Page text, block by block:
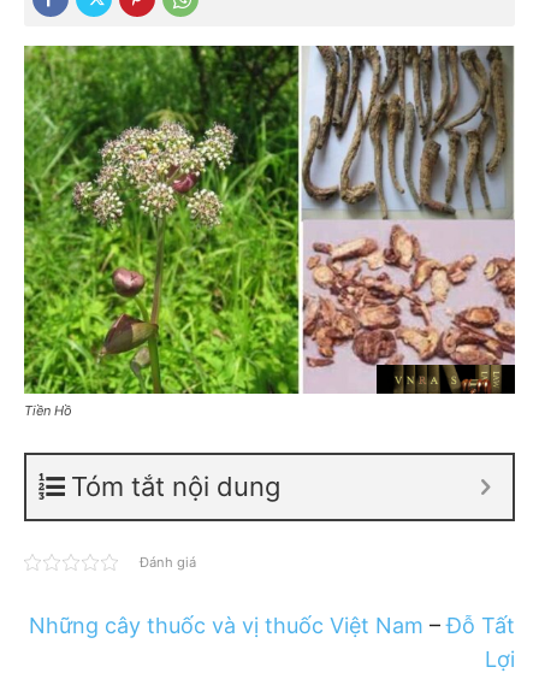
Tiền Hồ
Tóm tắt nội dung
Đánh giá
Những cây thuốc và vị thuốc Việt Nam –Đỗ Tất
Lợi